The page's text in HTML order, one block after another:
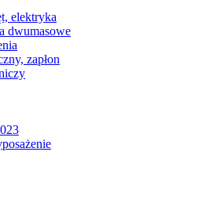
elektryka
dwumasowe
zapłon